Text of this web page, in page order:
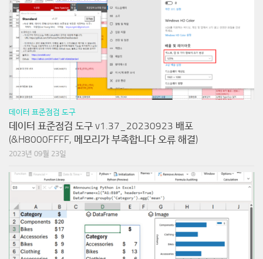
데이터 표준점검 도구
데이터 표준점검 도구 v1.37_20230923 배포
(&H8000FFFF, 메모리가 부족합니다 오류 해결)
2023년 09월 23일